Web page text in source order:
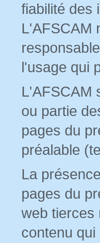
fiabilité des
L'AFSCAM
l'usage qui
L'AFSCAM
ou partie
pages du
préalable
La
pages du
web tierces
contenu